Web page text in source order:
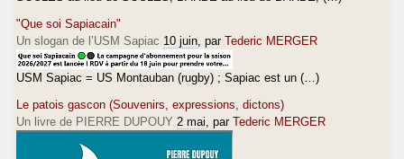
"Que soi Sapiacain"
Un slogan de l’USM Sapiac 10 juin , par Tederic MERGER
USM Sapiac = US Montauban (rugby) ; Sapiac est un (…)
Le patois gascon (Souvenirs, expressions, dictons)
Un livre de PIERRE DUPOUY 2 mai , par Tederic MERGER